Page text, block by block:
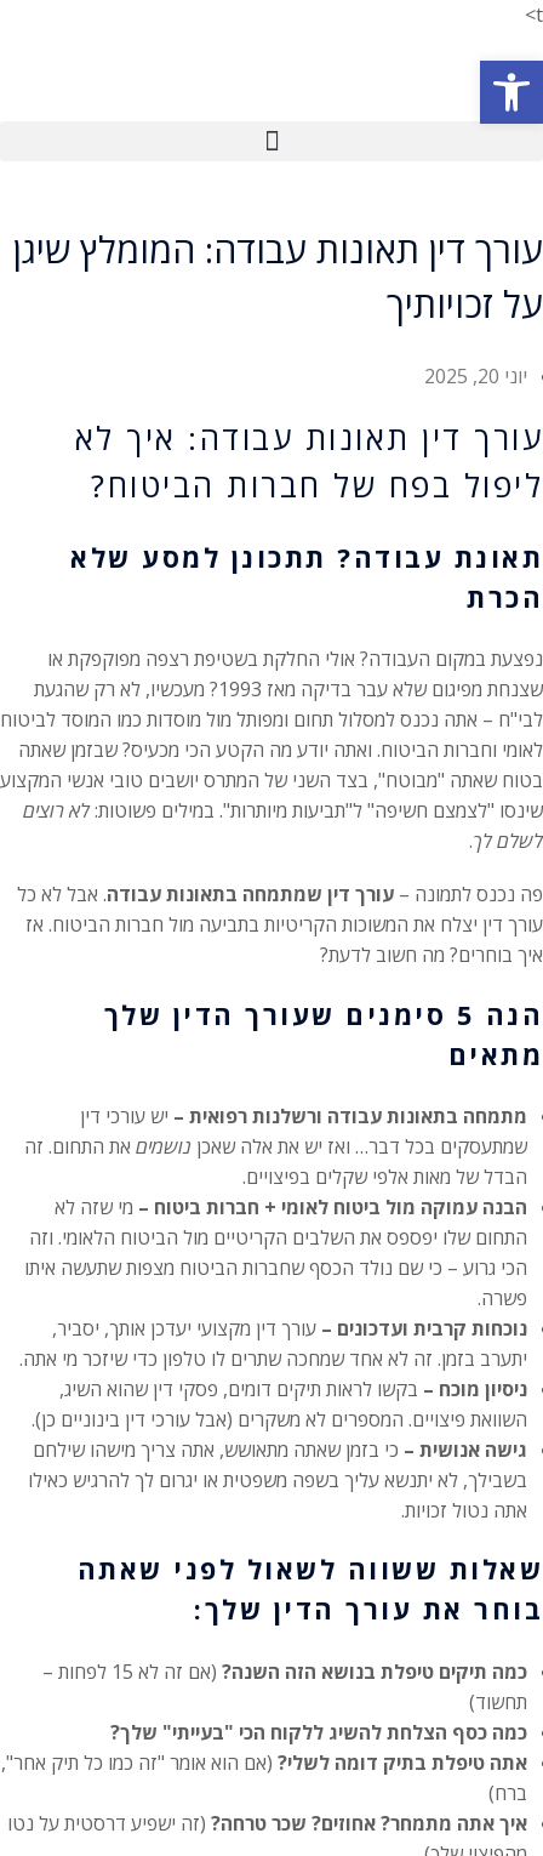
t>
עורך דין תאונות עבודה: המומלץ שיגן
על זכויותיך
יוני 20, 2025
עורך דין תאונות עבודה: איך לא
ליפול בפח של חברות הביטוח?
תאונת עבודה? תתכונן למסע שלא
הכרת
נפצעת במקום העבודה? אולי החלקת בשטיפת רצפה מפוקפקת או
שצנחת מפיגום שלא עבר בדיקה מאז 1993? מעכשיו, לא רק שהגעת
לבי"ח – אתה נכנס למסלול תחום ומפותל מול מוסדות כמו המוסד לביטוח
לאומי וחברות הביטוח. ואתה יודע מה הקטע הכי מכעיס? שבזמן שאתה
בטוח שאתה "מבוטח", בצד השני של המתרס יושבים טובי אנשי המקצוע
שינסו "לצמצם חשיפה" ל"תביעות מיותרות". במילים פשוטות:לא רוצים
לשלם לך.
פה נכנס לתמונה – עורך דין שמתמחה בתאונות עבודה. אבל לא כל
עורך דין יצלח את המשוכות הקריטיות בתביעה מול חברות הביטוח. אז
איך בוחרים? מה חשוב לדעת?
הנה 5 סימנים שעורך הדין שלך
מתאים
מתמחה בתאונות עבודה ורשלנות רפואית – יש עורכי דין
שמתעסקים בכל דבר… ואז יש את אלה שאכן נושמים את התחום. זה
הבדל של מאות אלפי שקלים בפיצויים.
הבנה עמוקה מול ביטוח לאומי + חברות ביטוח – מי שזה לא
התחום שלו יפספס את השלבים הקריטיים מול הביטוח הלאומי. וזה
הכי גרוע – כי שם נולד הכסף שחברות הביטוח מצפות שתעשה איתו
פשרה.
נוכחות קרבית ועדכונים – עורך דין מקצועי יעדכן אותך, יסביר,
יתערב בזמן. זה לא אחד שמחכה שתרים לו טלפון כדי שיזכר מי אתה.
ניסיון מוכח – בקשו לראות תיקים דומים, פסקי דין שהוא השיג,
השוואת פיצויים. המספרים לא משקרים (אבל עורכי דין בינוניים כן).
גישה אנושית – כי בזמן שאתה מתאושש, אתה צריך מישהו שילחם
בשבילך, לא יתנשא עליך בשפה משפטית או יגרום לך להרגיש כאילו
אתה נטול זכויות.
שאלות ששווה לשאול לפני שאתה
בוחר את עורך הדין שלך:
כמה תיקים טיפלת בנושא הזה השנה?
(אם זה לא 15 לפחות –
תחשוד)
כמה כסף הצלחת להשיג ללקוח הכי "בעייתי" שלך?
אתה טיפלת בתיק דומה לשלי? (אם הוא אומר "זה כמו כל תיק אחר",
ברח)
איך אתה מתמחר? אחוזים? שכר טרחה? (זה ישפיע דרסטית על נטו
פתח סרגל נגישות